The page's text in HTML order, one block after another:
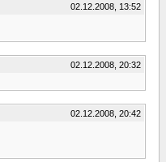
02.12.2008, 13:52
02.12.2008, 20:32
02.12.2008, 20:42